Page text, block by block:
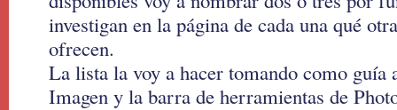
investigan en la página de cada una qué
ofrecen.
La lista la voy a hacer tomando como guía
Imagen y la barra de herramientas de